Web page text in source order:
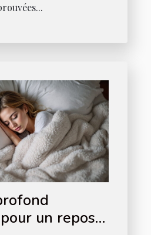
un repos